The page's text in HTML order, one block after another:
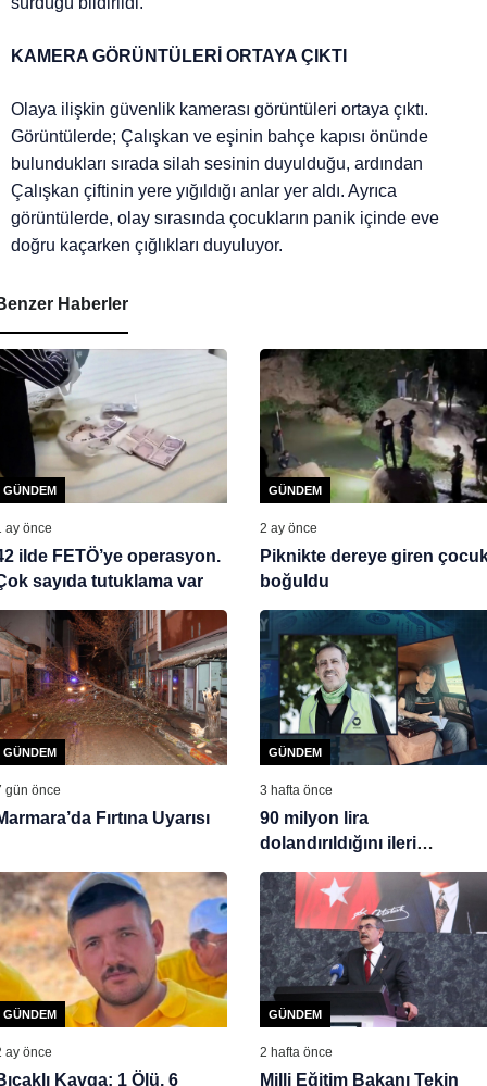
KAMERA GÖRÜNTÜLERİ ORTAYA ÇIKTI
Olaya ilişkin güvenlik kamerası görüntüleri ortaya çıktı.
Görüntülerde; Çalışkan ve eşinin bahçe kapısı önünde
bulundukları sırada silah sesinin duyulduğu, ardından
Çalışkan çiftinin yere yığıldığı anlar yer aldı. Ayrıca
görüntülerde, olay sırasında çocukların panik içinde eve
doğru kaçarken çığlıkları duyuluyor.
Haberler
GÜNDEM
ay önce
ilde FETÖ’ye operasyon.
sayıda tutuklama var
GÜNDEM
2 ay önce
Piknikte dereye giren
boğuldu
GÜNDEM
gün önce
Fırtına Uyarısı
GÜNDEM
3 hafta önce
90 milyon lira
dolandırıldığını ileri
sürmüştü: “Haluk Levent’in
evli olduğunu
nezarethanede öğrendim”
GÜNDEM
ay önce
Kavga: 1 Ölü, 6
GÜNDEM
2 hafta önce
Milli Eğitim Bakanı Tekin